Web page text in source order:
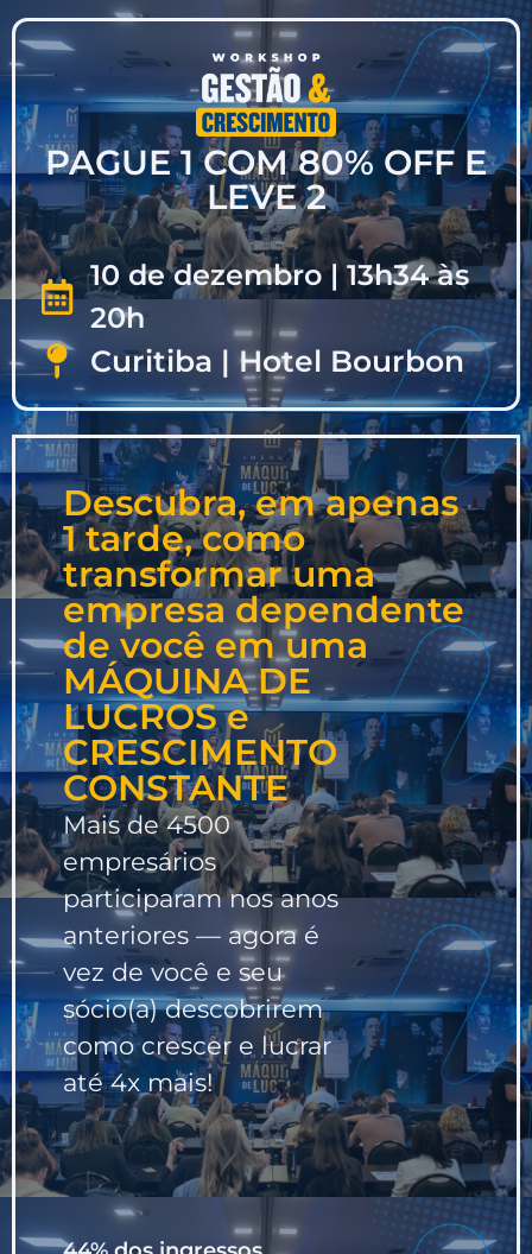
PAGUE 1 COM 80% OFF E
LEVE 2
10 de dezembro | 13h34 às
20h
Curitiba | Hotel Bourbon
Descubra, em apenas
1 tarde, como
transformar uma
empresa dependente
de você em uma
MÁQUINA DE
LUCROS e
CRESCIMENTO
CONSTANTE
Mais de 4500
empresários
participaram nos anos
anteriores — agora é
vez de você e seu
sócio(a) descobrirem
como crescer e lucrar
até 4x mais!